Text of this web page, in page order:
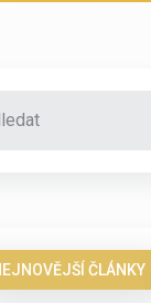
ČLÁNKY